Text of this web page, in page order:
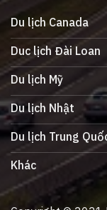
Du lịch Canada
Duc lịch Đài Loan
Du lịch Mỹ
Du lịch Nhật
Du lịch Trung
Khác